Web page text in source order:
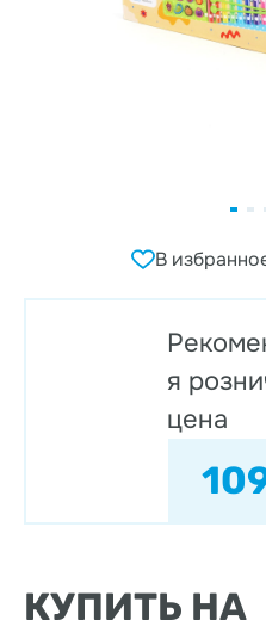
В
я
цена
КУПИТЬ НА